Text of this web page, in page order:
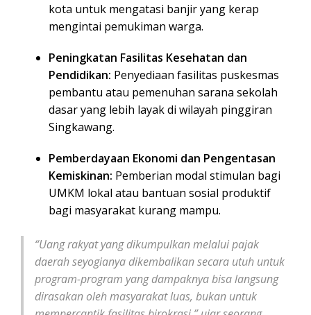
kota untuk mengatasi banjir yang kerap
mengintai pemukiman warga.
Peningkatan Fasilitas Kesehatan dan
Pendidikan: Penyediaan fasilitas puskesmas
pembantu atau pemenuhan sarana sekolah
dasar yang lebih layak di wilayah pinggiran
Singkawang.
Pemberdayaan Ekonomi dan Pengentasan
Kemiskinan: Pemberian modal stimulan bagi
UMKM lokal atau bantuan sosial produktif
bagi masyarakat kurang mampu.
“Uang rakyat yang dikumpulkan melalui pajak
daerah seyogianya dikembalikan secara utuh untuk
program-program yang dampaknya bisa langsung
dirasakan oleh masyarakat luas, bukan untuk